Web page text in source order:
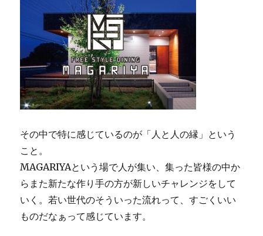
その中で特に感じているのが「人と人の縁」という
こと。
MAGARIYAという場で人が集い、集った皆様の中か
らまた新たな作り手の方が新しいチャレンジをして
いく。若い世代のそういった流れって、すごくいい
ものだなぁって感じています。